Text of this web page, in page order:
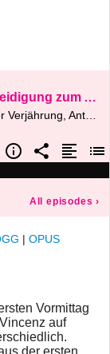
Causa Vincenz: Was die Verteidigung zum Auftakt angreift
All episodes ›
| OPUS
Vormittag
auf